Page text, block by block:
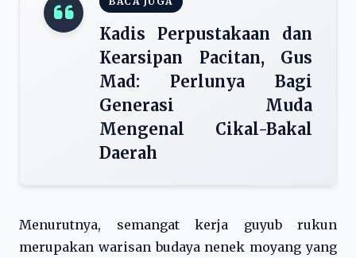
Kadis Perpustakaan dan
Kearsipan Pacitan, Gus
Mad: Perlunya Bagi
Generasi Muda
Mengenal Cikal-Bakal
Daerah
Menurutnya, semangat kerja guyub rukun
merupakan warisan budaya nenek moyang yang